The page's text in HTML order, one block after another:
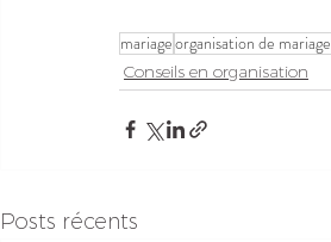
mariageorganisation de mariage
Conseils en organisation
Posts récents